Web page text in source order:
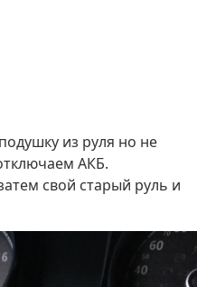
из руля но не
АКБ.
свой старый руль и